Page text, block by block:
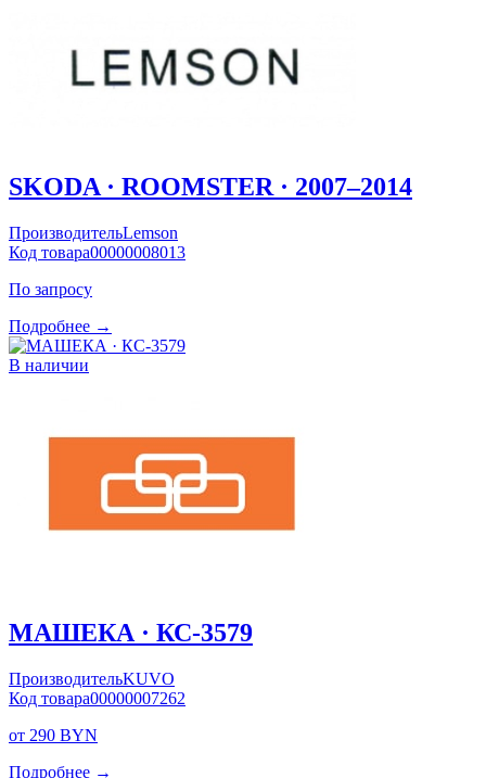
SKODA · ROOMSTER · 2007–2014
ПроизводительLemson
Код товара00000008013
По запросу
Подробнее →
В наличии
МАШЕКА · КС-3579
ПроизводительKUVO
Код товара00000007262
от 290 BYN
Подробнее →